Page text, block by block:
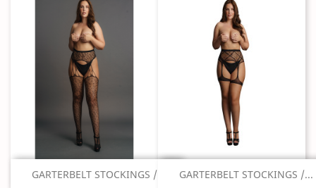
Szybki podgląd
GARTERBELT STOCKINGS /... Szybki podgląd
GARTERBELT STOCKINGS /...